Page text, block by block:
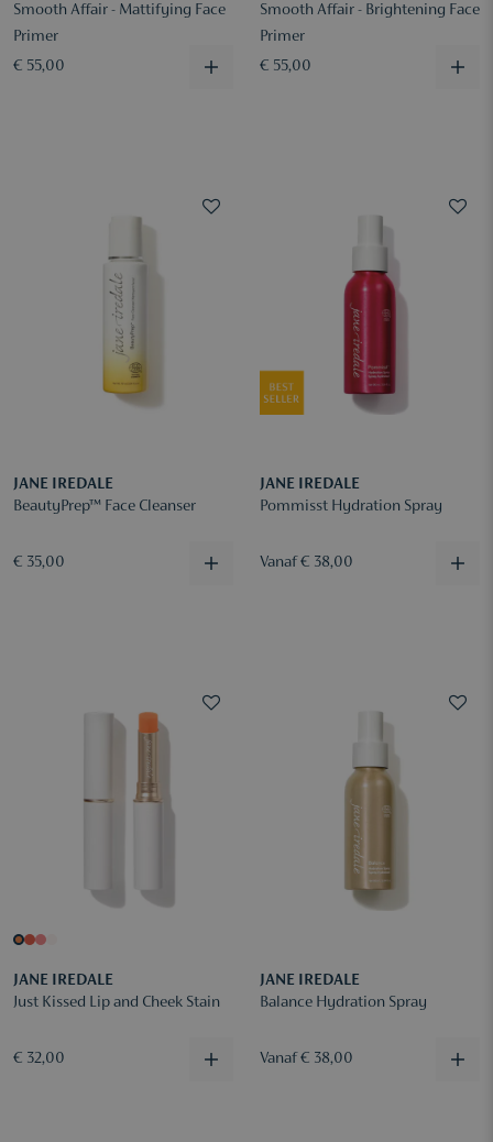
Smooth Affair - Mattifying Face
Primer
€ 55,00
Smooth Affair - Brightening Face
Primer
€ 55,00
JANE IREDALE
BeautyPrep™ Face Cleanser
€ 35,00
JANE IREDALE
Pommisst Hydration Spray
Vanaf € 38,00
JANE IREDALE
Just Kissed Lip and Cheek Stain
€ 32,00
JANE IREDALE
Balance Hydration Spray
Vanaf € 38,00